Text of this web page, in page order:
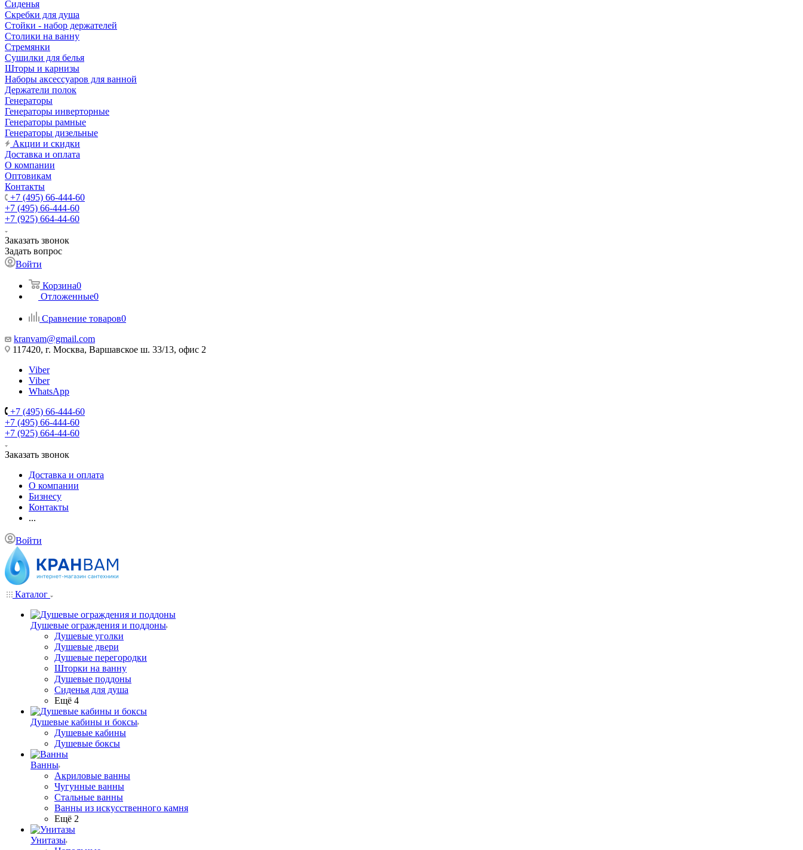
Сиденья
Скребки для душа
Стойки - набор держателей
Столики на ванну
Стремянки
Сушилки для белья
Шторы и карнизы
Наборы аксессуаров для ванной
Держатели полок
Генераторы
Генераторы инверторные
Генераторы рамные
Генераторы дизельные
Акции и скидки
Доставка и оплата
О компании
Оптовикам
Контакты
+7 (495) 66-444-60
+7 (495) 66-444-60
+7 (925) 664-44-60
Заказать звонок
Задать вопрос
Войти
Корзина0
Отложенные0
Сравнение товаров0
kranvam@gmail.com
117420, г. Москва, Варшавское ш. 33/13, офис 2
Viber
Viber
WhatsApp
+7 (495) 66-444-60
+7 (495) 66-444-60
+7 (925) 664-44-60
Заказать звонок
Доставка и оплата
О компании
Бизнесу
Контакты
...
Войти
Каталог
Душевые ограждения и поддоны
Душевые уголки
Душевые двери
Душевые перегородки
Шторки на ванну
Душевые поддоны
Сиденья для душа
Ещё 4
Душевые кабины и боксы
Душевые кабины
Душевые боксы
Ванны
Акриловые ванны
Чугунные ванны
Стальные ванны
Ванны из искусственного камня
Ещё 2
Унитазы